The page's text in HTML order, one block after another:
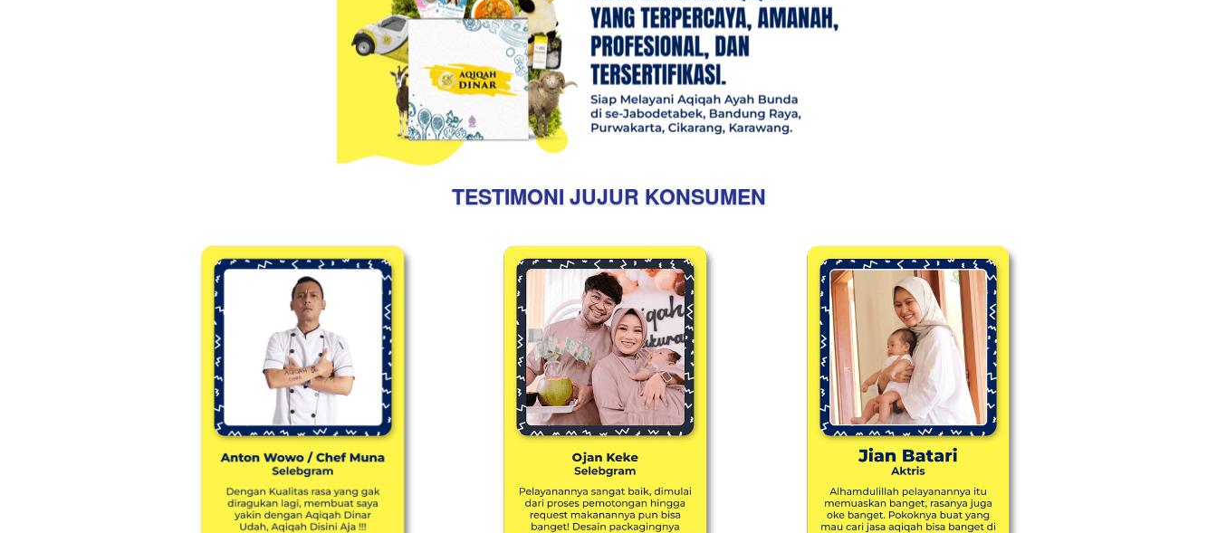
TESTIMONI JUJUR KONSUMEN